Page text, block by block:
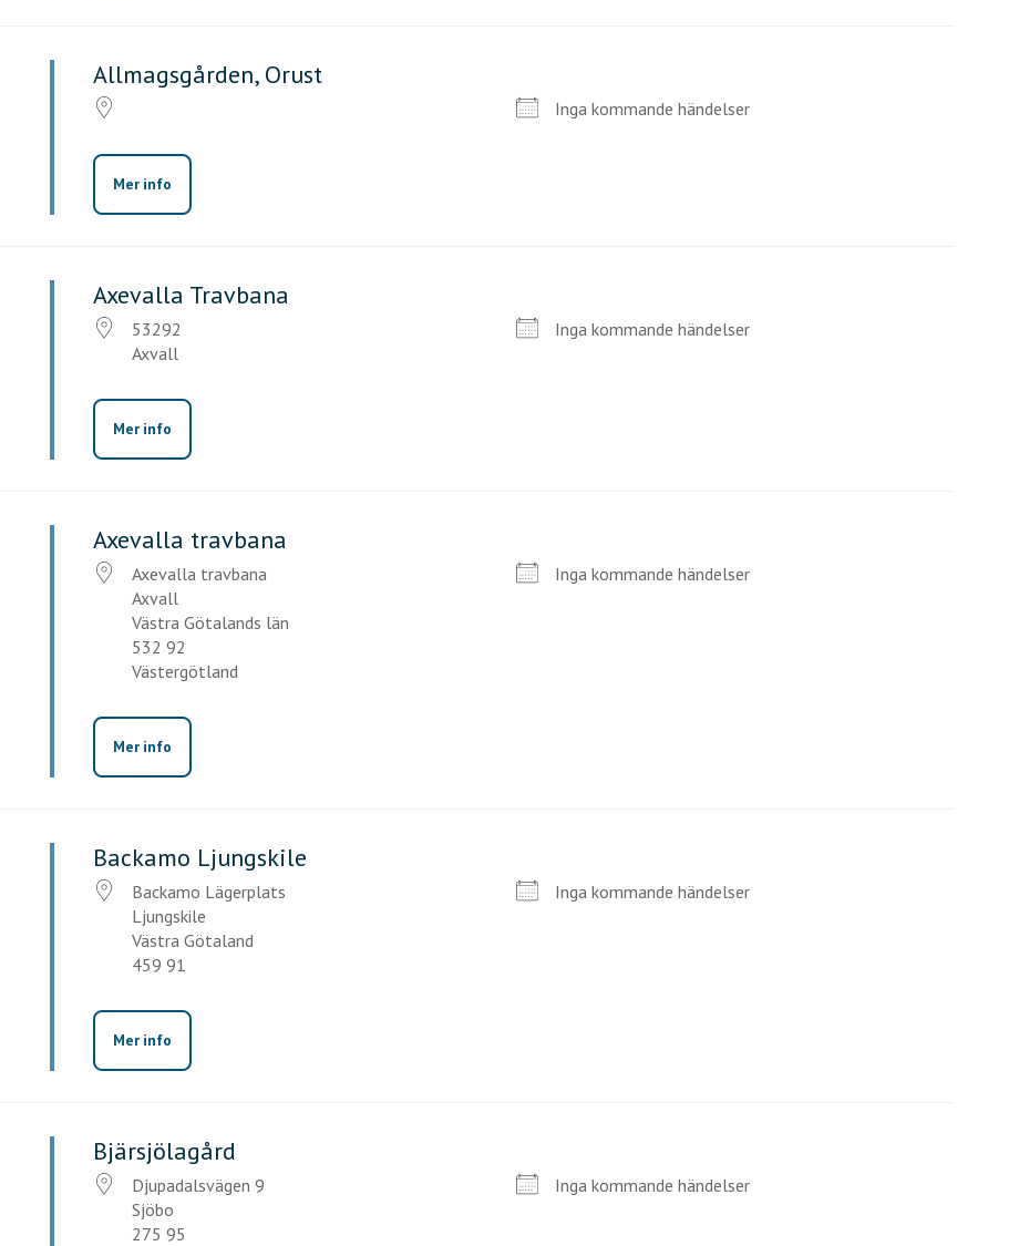
Allmagsgården, Orust
Inga kommande händelser
Mer info
Axevalla Travbana
53292
Axvall
Inga kommande händelser
Mer info
Axevalla travbana
Axevalla travbana
Axvall
Västra Götalands län
532 92
Västergötland
Inga kommande händelser
Mer info
Backamo Ljungskile
Backamo Lägerplats
Ljungskile
Västra Götaland
459 91
Inga kommande händelser
Mer info
Bjärsjölagård
Djupadalsvägen 9
Sjöbo
275 95
Inga kommande händelser